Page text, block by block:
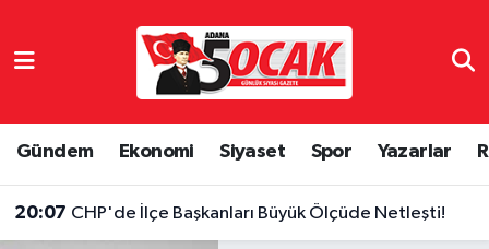
Gündem Ekonomi Siyaset Spor Yazarlar
20:07 CHP'de İlçe Başkanları Büyük Ölçüde Netleşti!
Hava Durumu